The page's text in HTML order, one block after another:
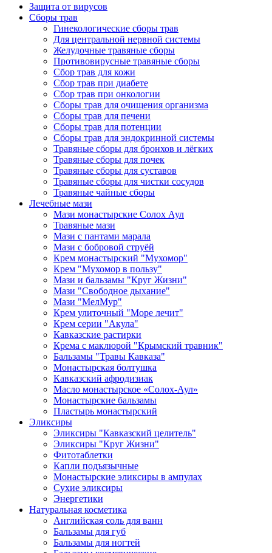
Защита от вирусов
Сборы трав
Гинекологические сборы трав
Для центральной нервной системы
Желудочные травяные сборы
Противовирусные травяные сборы
Сбор трав для кожи
Сбор трав при диабете
Сбор трав при онкологии
Сборы трав для очищения организма
Сборы трав для печени
Сборы трав для потенции
Сборы трав для эндокринной системы
Травяные сборы для бронхов и лёгких
Травяные сборы для почек
Травяные сборы для суставов
Травяные сборы для чистки сосудов
Травяные чайные сборы
Лечебные мази
Мази монастырские Солох Аул
Травяные мази
Мази с пантами марала
Мази с бобровой струёй
Крем монастырский "Мухомор"
Крем "Мухомор в пользу"
Мази и бальзамы "Круг Жизни"
Мази "Свободное дыхание"
Мази "МелМур"
Крем улиточный "Море лечит"
Крем серии "Акула"
Кавказские растирки
Крема с маклюрой "Крымский травник"
Бальзамы "Травы Кавказа"
Монастырская болтушка
Кавказский афродизиак
Масло монастырское «Солох-Аул»
Монастырские бальзамы
Пластырь монастырский
Эликсиры
Эликсиры "Кавказский целитель"
Эликсиры "Круг Жизни"
Фитотаблетки
Капли подъязычные
Монастырские эликсиры в ампулах
Сухие эликсиры
Энергетики
Натуральная косметика
Английская соль для ванн
Бальзамы для губ
Бальзамы для ногтей